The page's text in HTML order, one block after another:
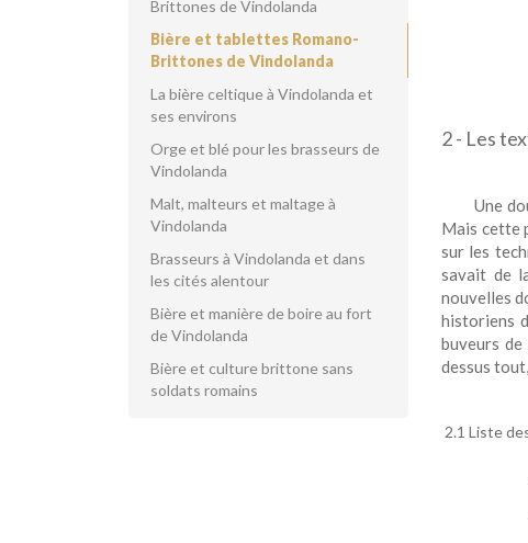
2 - Les
Une
Mais cette
sur les
savait de
nouvelles
historiens
buveurs
dessus
2.1 Liste
Brittones de Vindolanda
Bière et tablettes Romano-
Brittones de Vindolanda
La bière celtique à Vindolanda et
ses environs
Orge et blé pour les brasseurs de
Vindolanda
Malt, malteurs et maltage à
Vindolanda
Brasseurs à Vindolanda et dans
les cités alentour
Bière et manière de boire au fort
de Vindolanda
Bière et culture brittone sans
soldats romains